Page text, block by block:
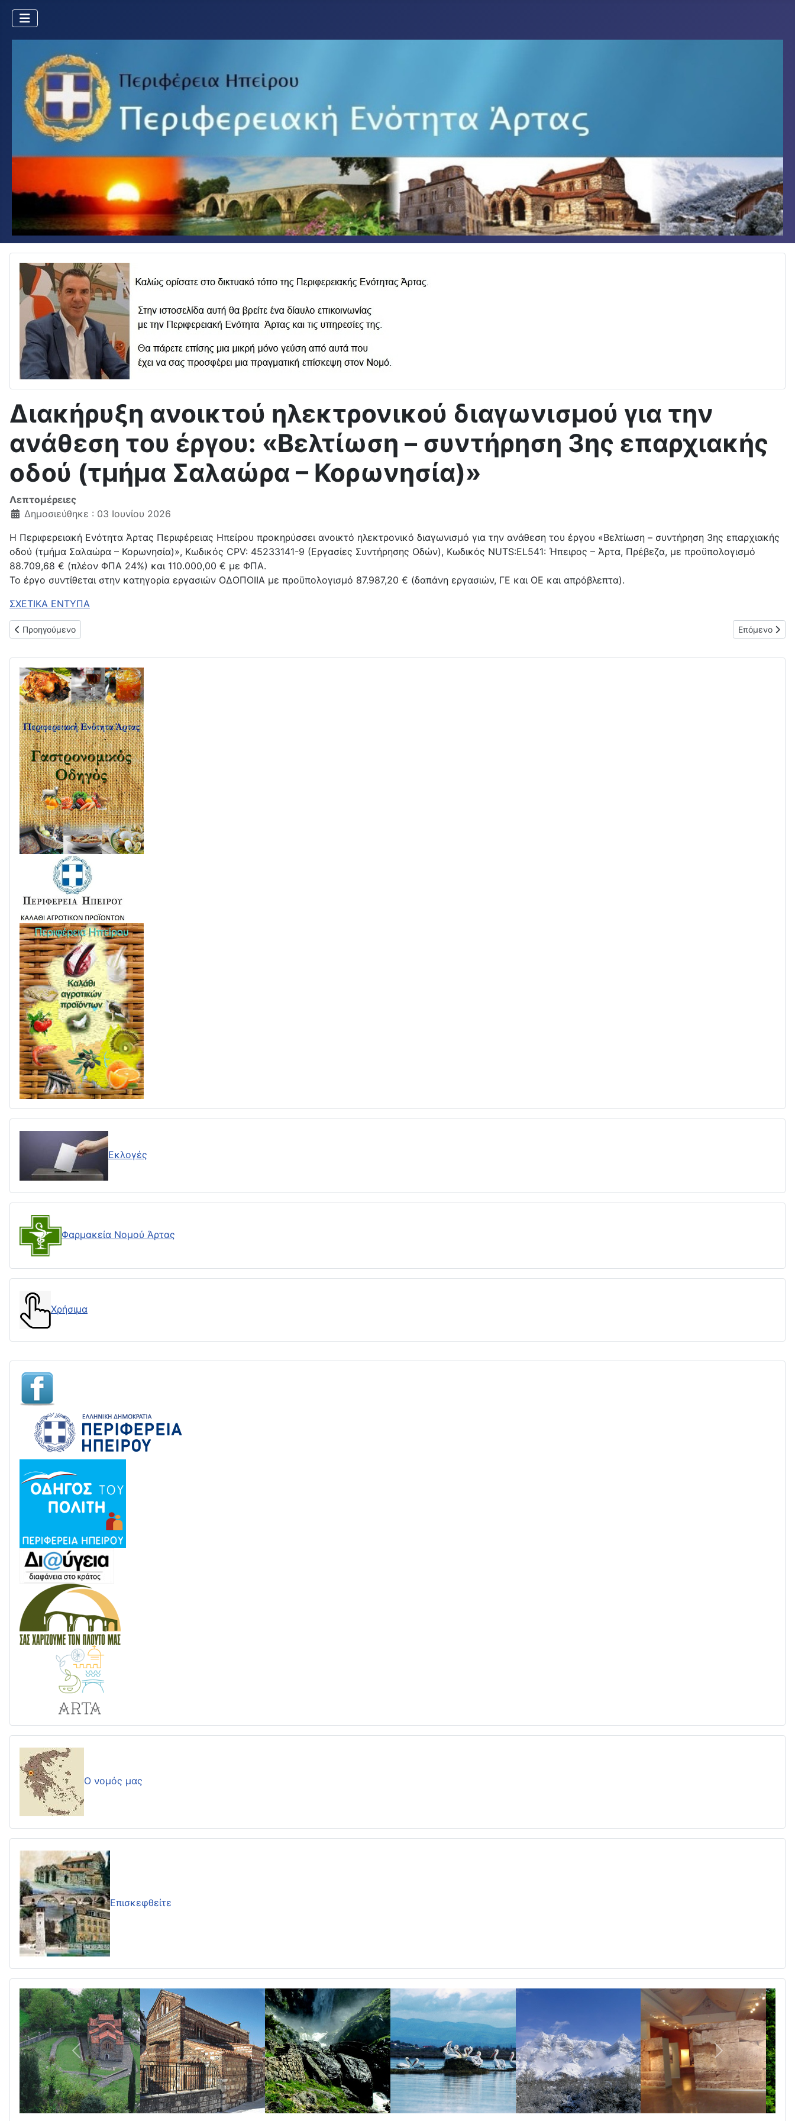
Ο νομός μας
Επισκεφθείτε
Πίσω Επόμενο
Διακήρυξη ανοικτού ηλεκτρονικού διαγωνισμού για την
ανάθεση του έργου: «Βελτίωση – συντήρηση 3ης επαρχιακής
οδού (τμήμα Σαλαώρα – Κορωνησία)»
Λεπτομέρειες
Δημοσιεύθηκε : 03 Ιουνίου 2026
Η Περιφερειακή Ενότητα Άρτας Περιφέρειας Ηπείρου προκηρύσσει ανοικτό ηλεκτρονικό διαγωνισμό για την ανάθεση του έργου «Βελτίωση – συντήρηση 3ης επαρχιακής
οδού (τμήμα Σαλαώρα – Κορωνησία)», Κωδικός CPV: 45233141-9 (Εργασίες Συντήρησης Οδών), Κωδικός ΝUTS:EL541: Ήπειρος – Άρτα, Πρέβεζα, με προϋπολογισμό
88.709,68 € (πλέον ΦΠΑ 24%) και 110.000,00 € με ΦΠΑ.
Το έργο συντίθεται στην κατηγορία εργασιών ΟΔΟΠΟΙΙΑ με προϋπολογισμό 87.987,20 € (δαπάνη εργασιών, ΓΕ και ΟΕ και απρόβλεπτα).
ΣΧΕΤΙΚΑ ΕΝΤΥΠΑ
Προηγούμενο άρθρο: Διακήρυξη ανοικτού ηλεκτρονικού διαγωνισμού για την ανάθεση του έργου: «Επισκευή Ιερού Ναού Αγίου Χαραλάμπους Νεοχωρίου Άρτας»
Προηγούμενο Επόμενο
Επόμενο
Εκλογές
Φαρμακεία Νομού Άρτας
Χρήσιμα